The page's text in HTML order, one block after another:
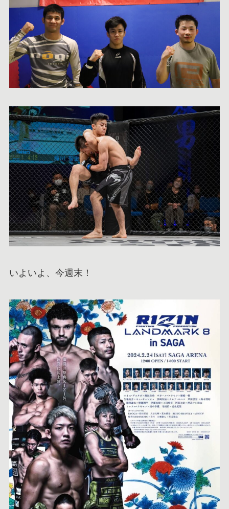
いよいよ、今週末！